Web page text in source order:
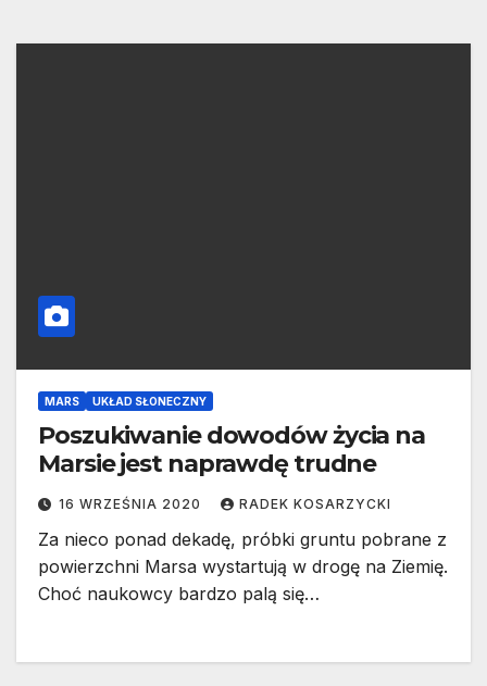
MARS UKŁAD SŁONECZNY
Poszukiwanie dowodów życia na
Marsie jest naprawdę trudne
16 WRZEŚNIA 2020 RADEK KOSARZYCKI
Za nieco ponad dekadę, próbki gruntu pobrane z
powierzchni Marsa wystartują w drogę na Ziemię.
Choć naukowcy bardzo palą się…